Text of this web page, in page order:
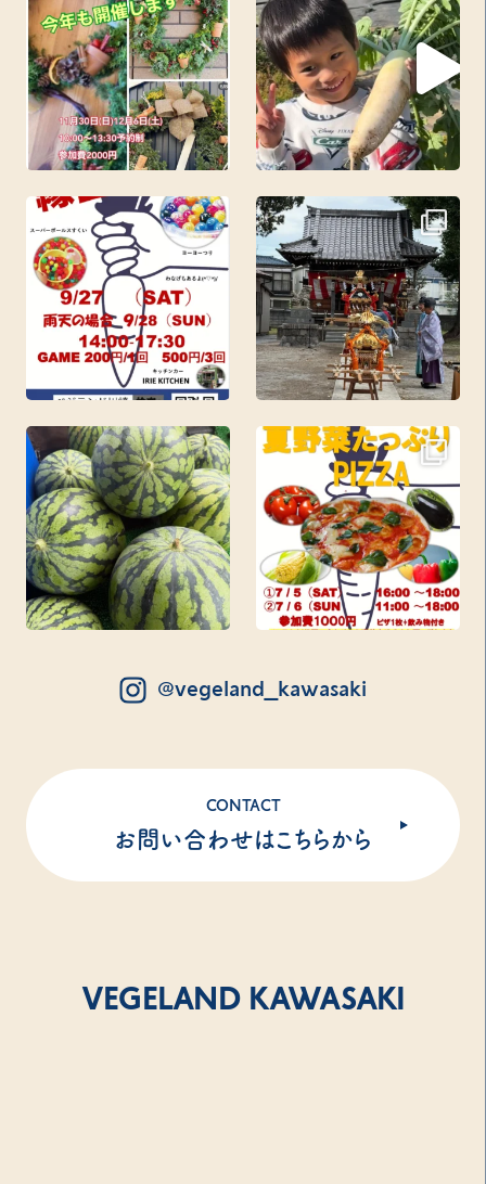
@vegeland_kawasaki
CONTACT
お問い合わせはこちらから
VEGELAND KAWASAKI